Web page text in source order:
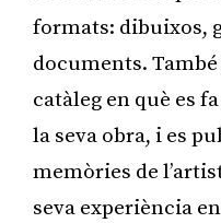
formats: dibuixos,
documents.
catàleg en què es
la seva obra, i es
memòries de
seva experiència